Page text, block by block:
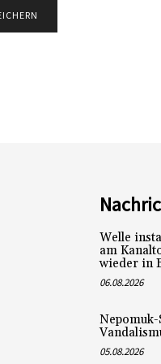
Welle
am
wieder in
06.08.2026
Nepomuk-
05.08.2026